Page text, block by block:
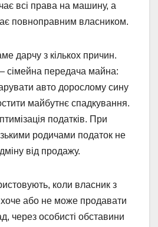
всі права на машину, а
повноправним власником.
дарчу з кількох причин.
передача майна:
авто дорослому сину
майбутнє спадкування.
податків. При
родичами податок не
від продажу.
коли власник з
або не може продавати
через особисті обставини